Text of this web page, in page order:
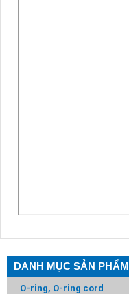
DANH MỤC SẢN PHẨM
O-ring, O-ring cord